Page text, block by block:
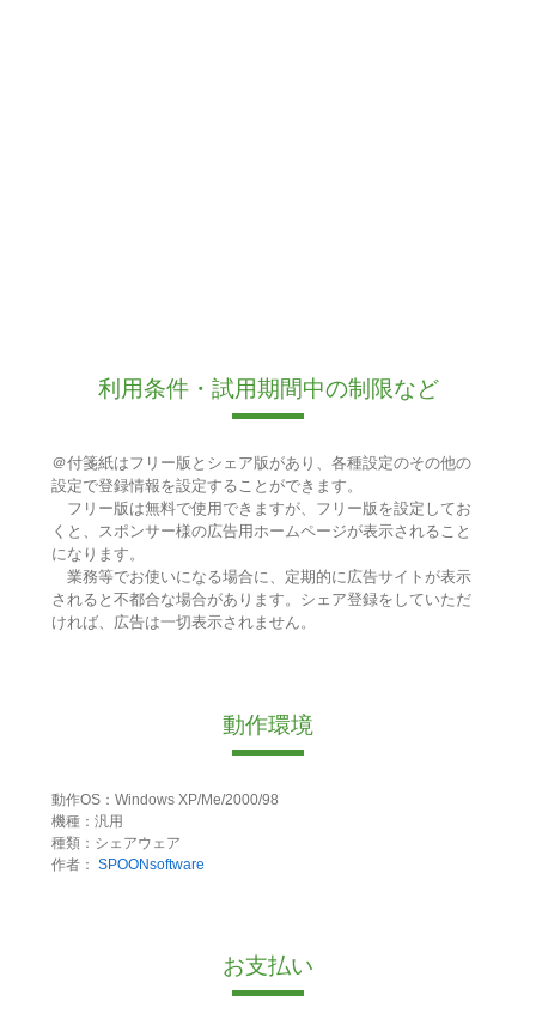
利用条件・試用期間中の制限など
＠付箋紙はフリー版とシェア版があり、各種設定のその他の
設定で登録情報を設定することができます。
フリー版は無料で使用できますが、フリー版を設定してお
くと、スポンサー様の広告用ホームページが表示されること
になります。
業務等でお使いになる場合に、定期的に広告サイトが表示
されると不都合な場合があります。シェア登録をしていただ
ければ、広告は一切表示されません。
動作環境
動作OS：Windows XP/Me/2000/98
機種：汎用
種類：シェアウェア
作者： SPOONsoftware
お支払い